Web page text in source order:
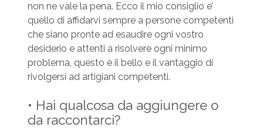
non ne vale la pena. Ecco il mio consiglio e’
quello di affidarvi sempre a persone competenti
che siano pronte ad esaudire ogni vostro
desiderio e attenti a risolvere ogni minimo
problema, questo è il bello e il vantaggio di
rivolgersi ad artigiani competenti.
• Hai qualcosa da aggiungere o
da raccontarci?